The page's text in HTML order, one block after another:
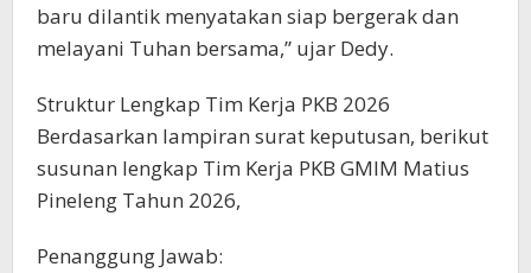
baru dilantik menyatakan siap bergerak dan
melayani Tuhan bersama,” ujar Dedy.
Struktur Lengkap Tim Kerja PKB 2026
Berdasarkan lampiran surat keputusan, berikut
susunan lengkap Tim Kerja PKB GMIM Matius
Pineleng Tahun 2026,
Penanggung Jawab: